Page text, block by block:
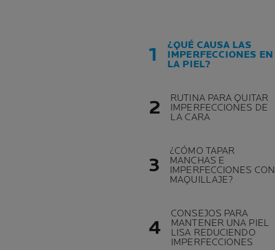
¿QUÉ CAUSA LAS
IMPERFECCIONES EN
LA PIEL?
RUTINA PARA QUITAR
IMPERFECCIONES DE
LA CARA
¿CÓMO TAPAR
MANCHAS E
IMPERFECCIONES CON
MAQUILLAJE?
CONSEJOS PARA
MANTENER UNA PIEL
LISA REDUCIENDO
IMPERFECCIONES